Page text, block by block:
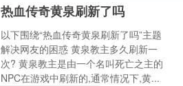
热血传奇黄泉刷新了吗
以下围绕“热血传奇黄泉刷新了吗”主题
解决网友的困惑 黄泉教主多久刷新一
次? 黄泉教主是由一个名叫死亡之主的
NPC在游戏中刷新的,通常情况下,黄...